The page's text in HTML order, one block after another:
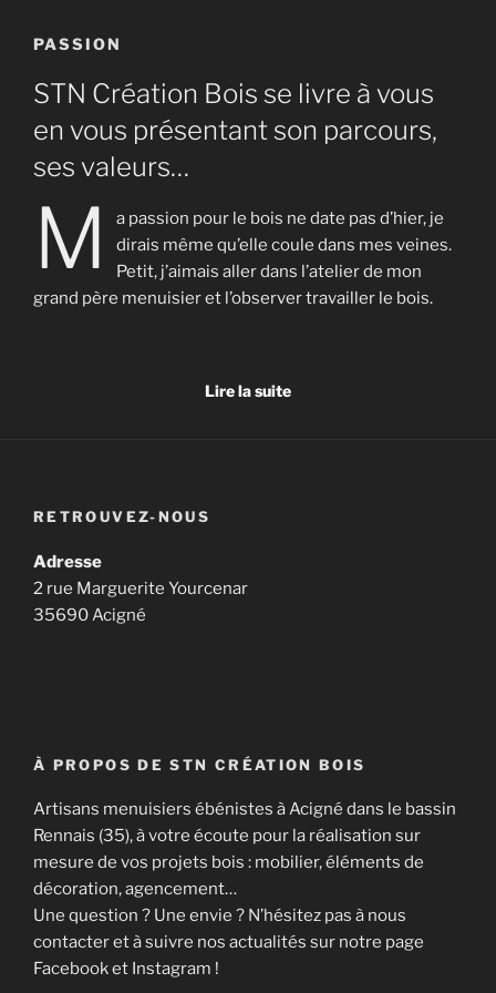
PASSION
STN Création Bois se livre à vous
en vous présentant son parcours,
ses valeurs…
M
a passion pour le bois ne date pas d’hier, je
dirais même qu’elle coule dans mes veines.
Petit, j’aimais aller dans l’atelier de mon
grand père menuisier et l’observer travailler le bois.
Lire la suite
RETROUVEZ-NOUS
Adresse
2 rue Marguerite Yourcenar
35690 Acigné
À PROPOS DE STN CRÉATION BOIS
Artisans menuisiers ébénistes à Acigné dans le bassin
Rennais (35), à votre écoute pour la réalisation sur
mesure de vos projets bois : mobilier, éléments de
décoration, agencement…
Une question ? Une envie ? N’hésitez pas à nous
contacter et à suivre nos actualités sur notre page
Facebook et Instagram !